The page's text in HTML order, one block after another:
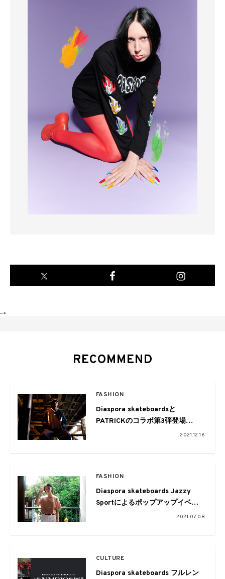
-->
RECOMMEND
FASHION
Diaspora skateboardsと
PATRICKのコラボ第3弾登場
Renaultとのトリプルコラボも実
2021.12.16
FASHION
Diaspora skateboards Jazzy
Sportによるポップアップイベン
2021.07.08
CULTURE
Diaspora skateboards フルレン